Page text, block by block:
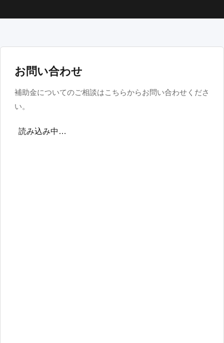
お問い合わせ
補助金についてのご相談はこちらからお問い合わせくださ
い。